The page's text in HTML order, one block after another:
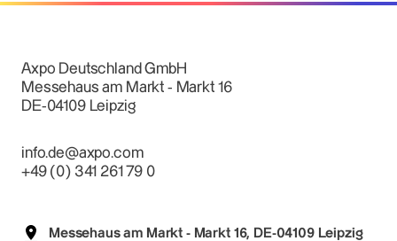
Axpo Deutschland GmbH
Messehaus am Markt - Markt 16
DE-04109 Leipzig
info.de@axpo.com
+49 (0) 341 261 79 0
Messehaus am Markt - Markt 16, DE-04109 Leipzig